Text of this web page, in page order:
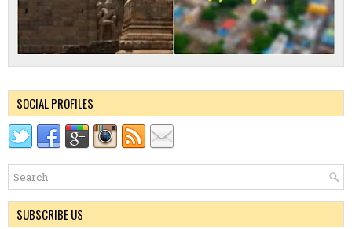
SOCIAL PROFILES
SUBSCRIBE US